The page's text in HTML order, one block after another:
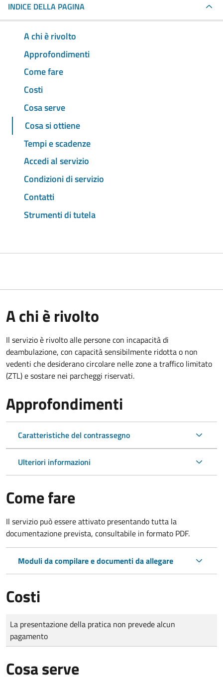
INDICE DELLA PAGINA
A chi è rivolto
Approfondimenti
Come fare
Costi
Cosa serve
Cosa si ottiene
Tempi e scadenze
Accedi al servizio
Condizioni di servizio
Contatti
Strumenti di tutela
A chi è rivolto
Il servizio è rivolto alle persone con incapacità di
deambulazione, con capacità sensibilmente ridotta o non
vedenti che desiderano circolare nelle zone a traffico limitato
(ZTL) e sostare nei parcheggi riservati.
Approfondimenti
Caratteristiche del contrassegno
Ulteriori informazioni
Come fare
Il servizio può essere attivato presentando tutta la
documentazione prevista, consultabile in formato PDF.
Moduli da compilare e documenti da allegare
Costi
Tipo di pagamento
Importo
La presentazione della pratica non prevede alcun
pagamento
Cosa serve